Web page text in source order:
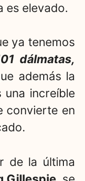
es elevado.
ya tenemos
dálmatas,
además la
una increíble
convierte en
de la última